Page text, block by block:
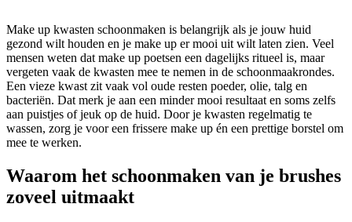
Make up kwasten schoonmaken is belangrijk als je jouw huid
gezond wilt houden en je make up er mooi uit wilt laten zien. Veel
mensen weten dat make up poetsen een dagelijks ritueel is, maar
vergeten vaak de kwasten mee te nemen in de schoonmaakrondes.
Een vieze kwast zit vaak vol oude resten poeder, olie, talg en
bacteriën. Dat merk je aan een minder mooi resultaat en soms zelfs
aan puistjes of jeuk op de huid. Door je kwasten regelmatig te
wassen, zorg je voor een frissere make up én een prettige borstel om
mee te werken.
Waarom het schoonmaken van je brushes
zoveel uitmaakt